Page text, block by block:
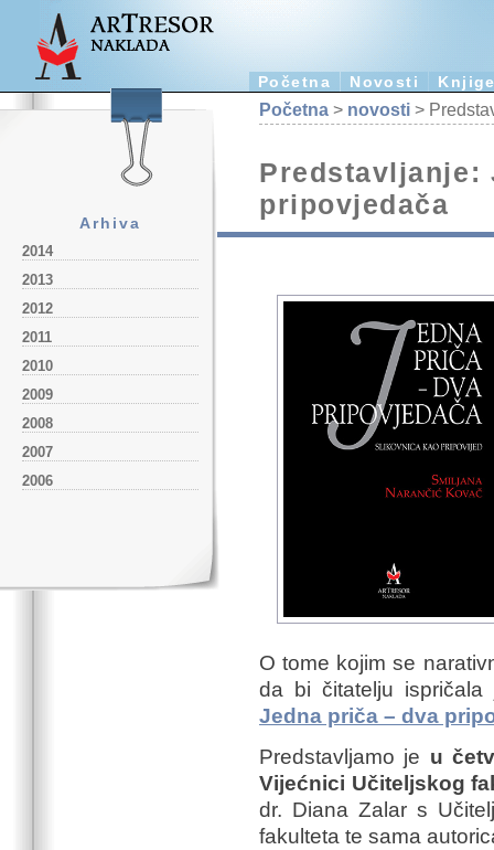
Početna Novosti
Arhiva
2014
2013
2012
2011
2010
2009
2008
2007
2006
Početna > novosti >
Predstavljanje:
pripovjedača
O tome kojim se
da bi čitatelju ispričala
Jedna priča – dva
Predstavljamo je u
Vijećnici Učiteljskog
dr. Diana Zalar s
fakulteta te sama